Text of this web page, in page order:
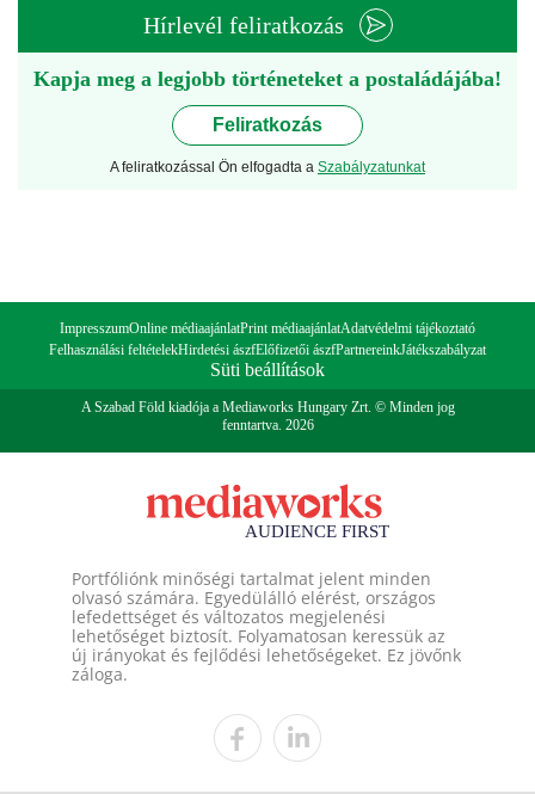
Hírlevél feliratkozás
Kapja meg a legjobb történeteket a postaládájába!
Feliratkozás
A feliratkozással Ön elfogadta a Szabályzatunkat
ImpresszumOnline médiaajánlatPrint médiaajánlatAdatvédelmi tájékoztató
Felhasználási feltételekHirdetési ászfElőfizetői ászfPartnereinkJátékszabályzat
Süti beállítások
A Szabad Föld kiadója a Mediaworks Hungary Zrt. © Minden jog
fenntartva. 2026
Portfóliónk minőségi tartalmat jelent minden
olvasó számára. Egyedülálló elérést, országos
lefedettséget és változatos megjelenési
lehetőséget biztosít. Folyamatosan keressük az
új irányokat és fejlődési lehetőségeket. Ez jövőnk
záloga.